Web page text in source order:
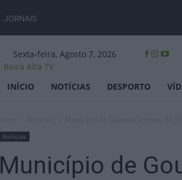
JORNAIS
Sexta-feira, Agosto 7, 2026
Beira Alta TV
INÍCIO
NOTÍCIAS DESPORTO
Notícias
Município de